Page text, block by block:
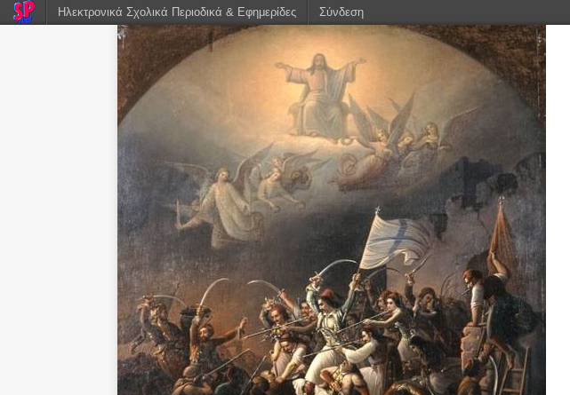
Ηλεκτρονικά Σχολικά Περιοδικά & Εφημερίδες Σύνδεση